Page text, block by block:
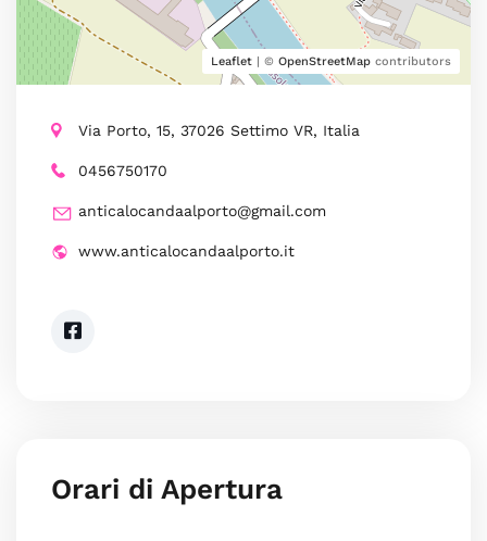
Leaflet | © OpenStreetMap contributors
Via Porto, 15, 37026 Settimo VR, Italia
0456750170
anticalocandaalporto@gmail.com
www.anticalocandaalporto.it
Orari di Apertura